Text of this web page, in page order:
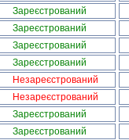
Зареєстрований
Зареєстрований
Зареєстрований
Зареєстрований
Незареєстрований
Незареєстрований
Зареєстрований
Зареєстрований